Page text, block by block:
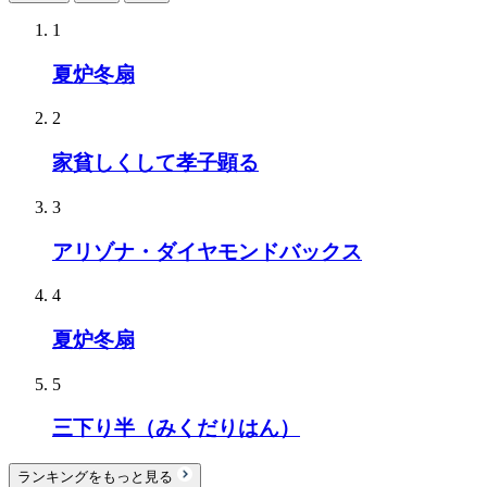
1
夏炉冬扇
2
家貧しくして孝子顕る
3
アリゾナ・ダイヤモンドバックス
4
夏炉冬扇
5
三下り半（みくだりはん）
ランキングをもっと見る